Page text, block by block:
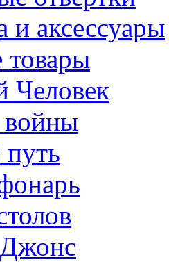
и аксессуары
товары
Человек
войны